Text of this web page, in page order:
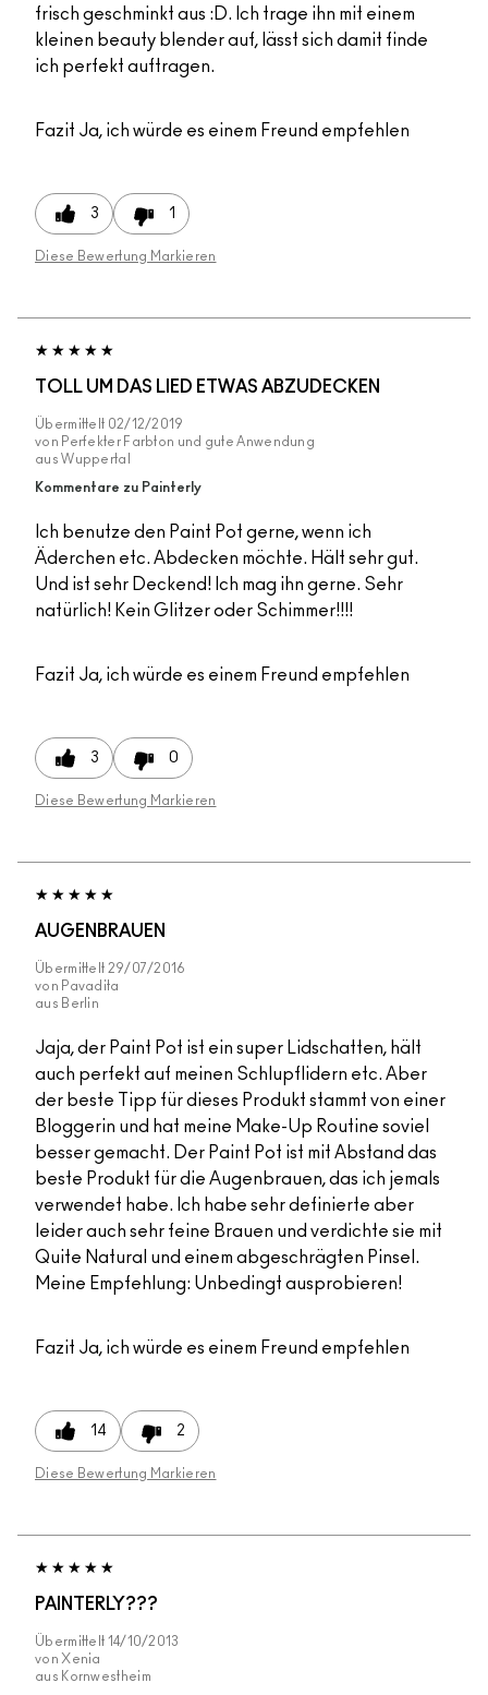
frisch geschminkt aus :D. Ich trage ihn mit einem
kleinen beauty blender auf, lässt sich damit finde
ich perfekt auftragen.
Fazit Ja, ich würde es einem Freund empfehlen
3 1
Diese Bewertung Markieren
TOLL UM DAS LIED ETWAS ABZUDECKEN
Übermittelt 02/12/2019
von Perfekter Farbton und gute Anwendung
aus Wuppertal
Kommentare zu Painterly
Ich benutze den Paint Pot gerne, wenn ich
Äderchen etc. Abdecken möchte. Hält sehr gut.
Und ist sehr Deckend! Ich mag ihn gerne. Sehr
natürlich! Kein Glitzer oder Schimmer!!!!
Fazit Ja, ich würde es einem Freund empfehlen
3 0
Diese Bewertung Markieren
AUGENBRAUEN
Übermittelt 29/07/2016
von Pavadita
aus Berlin
Jaja, der Paint Pot ist ein super Lidschatten, hält
auch perfekt auf meinen Schlupflidern etc. Aber
der beste Tipp für dieses Produkt stammt von einer
Bloggerin und hat meine Make-Up Routine soviel
besser gemacht. Der Paint Pot ist mit Abstand das
beste Produkt für die Augenbrauen, das ich jemals
verwendet habe. Ich habe sehr definierte aber
leider auch sehr feine Brauen und verdichte sie mit
Quite Natural und einem abgeschrägten Pinsel.
Meine Empfehlung: Unbedingt ausprobieren!
Fazit Ja, ich würde es einem Freund empfehlen
14 2
Diese Bewertung Markieren
PAINTERLY???
Übermittelt 14/10/2013
von Xenia
aus Kornwestheim